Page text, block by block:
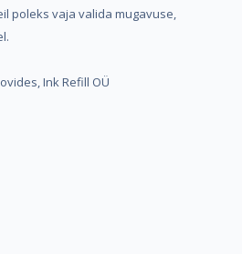
poleks vaja valida mugavuse,
Ink Refill OÜ